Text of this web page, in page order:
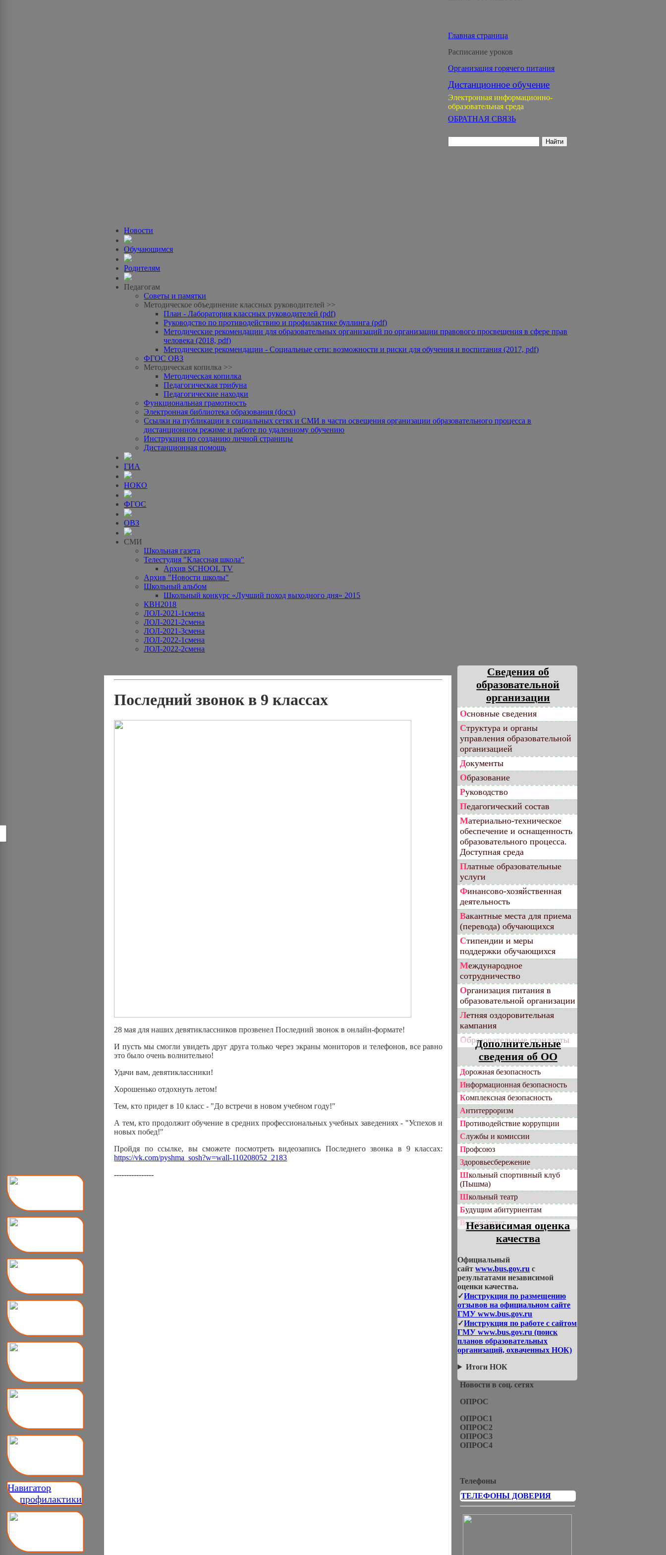
Навигатор
__ профилактики
Главная страница
Расписание уроков
Организация горячего питания
Дистанционное обучение
Электронная информационно-
образовательная среда
ОБРАТНАЯ СВЯЗЬ
Новости
Обучающимся
Родителям
Педагогам
Советы и памятки
Методическое объединение классных руководителей >>
План - Лаборатория классных руководителей (pdf)
Руководство по противодействию и профилактике буллинга (pdf)
Методические рекомендации для образовательных организаций по организации правового просвещения в сфере прав
человека (2018, pdf)
Методические рекомендации - Социальные сети: возможности и риски для обучения и воспитания (2017, pdf)
ФГОС ОВЗ
Методическая копилка >>
Методическая копилка
Педагогическая трибуна
Педагогические находки
Функциональная грамотность
Электронная библиотека образования (docx)
Ссылки на публикации в социальных сетях и СМИ в части освещения организации образовательного процесса в
дистанционном режиме и работе по удаленному обучению
Инструкция по созданию личной страницы
Дистанционная помощь
ГИА
НОКО
ФГОС
ОВЗ
СМИ
Школьная газета
Телестудия "Классная школа"
Архив SCHOOL TV
Архив "Новости школы"
Школьный альбом
Школьный конкурс «Лучший поход выходного дня» 2015
КВН2018
ЛОЛ-2021-1смена
ЛОЛ-2021-2смена
ЛОЛ-2021-3смена
ЛОЛ-2022-1смена
ЛОЛ-2022-2смена
Последний звонок в 9 классах
28 мая для наших девятиклассников прозвенел Последний звонок в онлайн-формате!
И пусть мы смогли увидеть друг друга только через экраны мониторов и телефонов, все равно
это было очень волнительно!
Удачи вам, девятиклассники!
Хорошенько отдохнуть летом!
Тем, кто придет в 10 класс - "До встречи в новом учебном году!"
А тем, кто продолжит обучение в средних профессиональных учебных заведениях - "Успехов и
новых побед!"
Пройдя по ссылке, вы сможете посмотреть видеозапись Последнего звонка в 9 классах:
https://vk.com/pyshma_sosh?w=wall-110208052_2183
----------------
Сведения об
образовательной
организации
Основные сведения
Структура и органы
управления образовательной
организацией
Документы
Образование
Руководство
Педагогический состав
Материально-техническое
обеспечение и оснащенность
образовательного процесса.
Доступная среда
Платные образовательные
услуги
Финансово-хозяйственная
деятельность
Вакантные места для приема
(перевода) обучающихся
Стипендии и меры
поддержки обучающихся
Международное
сотрудничество
Организация питания в
образовательной организации
Летняя оздоровительная
кампания
Образовательные стандарты
Дополнительные
сведения об ОО
Дорожная безопасность
Информационная безопасность
Комплексная безопасность
Антитерроризм
Противодействие коррупции
Службы и комиссии
Профсоюз
Здоровьесбережение
Школьный спортивный клуб
(Пышма)
Школьный театр
Будущим абитуриентам
Вопрос/ответ
Независимая оценка
качества
Официальный
сайтwww.bus.gov.ru с
результатами независимой
оценки качества.
✓Инструкция по размещению
отзывов на официальном сайте
ГМУ www.bus.gov.ru
✓Инструкция по работе с сайтом
ГМУ www.bus.gov.ru (поиск
планов образовательных
организаций, охваченных НОК)
Итоги НОК
Новости в соц. сетях
ОПРОС
ОПРОС1
ОПРОС2
ОПРОС3
ОПРОС4
Телефоны
ТЕЛЕФОНЫ ДОВЕРИЯ